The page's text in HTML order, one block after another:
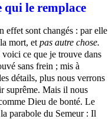
le remplace
effet sont changés : par elle
mort, et pas autre chose.
voici ce que je trouve dans
sans frein ; mis à
détails, plus nous verrons
suprême. Mais il nous
Dieu de bonté. Le
parabole du Semeur : Il